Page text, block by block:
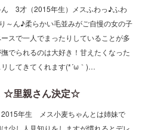
～ん♪柔らかい毛並みがご自慢の女の子
スで一人でまったりしていることが多
でられるのは大好き！甘えたくなった
リしてきてくれます(*´ω｀)…
年生 メス小麦ちゃんとは姉妹で
少し人見知りをしますが慣れるとデレ
さんです！撫でると激しいクネクネで